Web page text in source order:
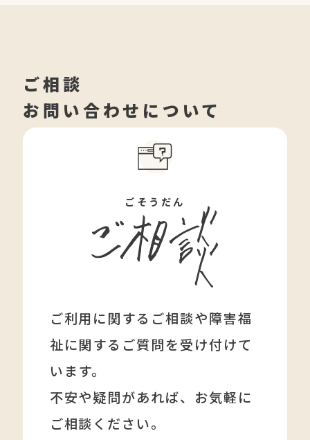
ご相談
お問い合わせについて
ごそうだん
ご利用に関するご相談や障害福
祉に関する ご質問を受け付けて
います。
不安や疑問があれば、 お気軽に
ご相談ください。